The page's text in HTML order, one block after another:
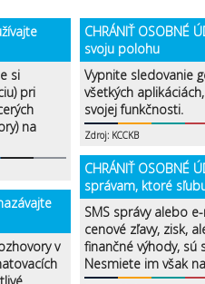
si
pri
na
v
CHRÁNIŤ OSOBNÉ
svoju polohu
Vypnite sledovanie
všetkých
svojej funkčnosti.
Zdroj: KCCKB
CHRÁNIŤ OSOBNÉ
správam, ktoré
SMS správy alebo
cenové zľavy, zisk,
finančné výhody, sú
Nesmiete im však